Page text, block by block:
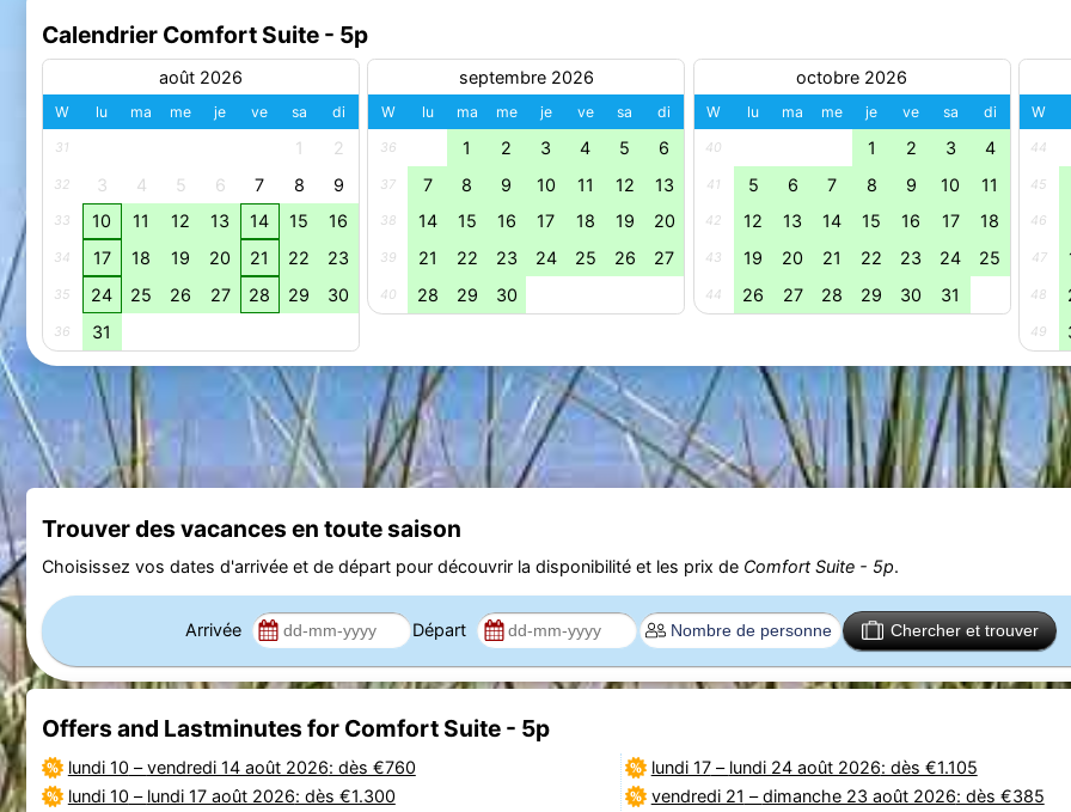
Calendrier Comfort Suite - 5p
août 2026
W lu ma me je ve sa di
31 1 2
32 3 4 5 6 7 8 9
33 10 11 12 13 14 15 16
34 17 18 19 20 21 22 23
35 24 25 26 27 28 29 30
36 31
septembre 2026
W lu ma me je ve sa di
36 1 2 3 4 5 6
37 7 8 9 10 11 12 13
38 14 15 16 17 18 19 20
39 21 22 23 24 25 26 27
40 28 29 30
octobre 2026
W lu ma me je ve sa di
40 1 2 3 4
41 5 6 7 8 9 10 11
42 12 13 14 15 16 17 18
43 19 20 21 22 23 24 25
44 26 27 28 29 30 31
W
44
45
46
47
48
49
Trouver des vacances en toute saison
Choisissez vos dates d'arrivée et de départ pour découvrir la disponibilité et les prix de Comfort Suite - 5p.
Arrivée Départ Chercher et trouver
Offers and Lastminutes for Comfort Suite - 5p
lundi 10 –vendredi 14 août 2026: dès €760
lundi 10 – lundi 17 août 2026: dès €1.300
lundi 17– lundi 24 août 2026: dès €1.105
vendredi 21 –dimanche 23 août 2026: dès €385